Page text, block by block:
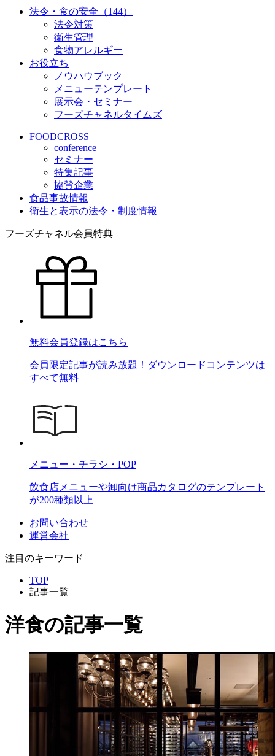
法令・食の安全（144）
法令対策
衛生管理
食物アレルギー
お役立ち
ノウハウブック
メニューテンプレート
展示会・セミナー
フーズチャネルタイムズ
FOODCROSS
conference
セミナー
特集記事
協賛企業
食品事故情報
衛生と表示の法令・制度情報
フーズチャネル会員特典
無料会員登録はこちら
会員限定記事が読み放題！ダウンロードコンテンツは
すべて無料
メニュー・チラシ・POP
飲食店メニューや卸向け商品カタログのテンプレート
が200種類以上
お問い合わせ
運営会社
注目のキーワード
TOP
記事一覧
洋食の記事一覧